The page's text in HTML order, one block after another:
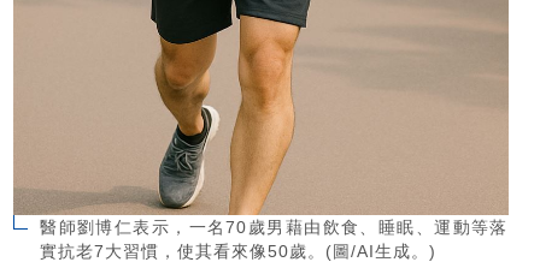
醫師劉博仁表示，一名70歲男藉由飲食、睡眠、運動等落
實抗老7大習慣，使其看來像50歲。(圖/AI生成。)